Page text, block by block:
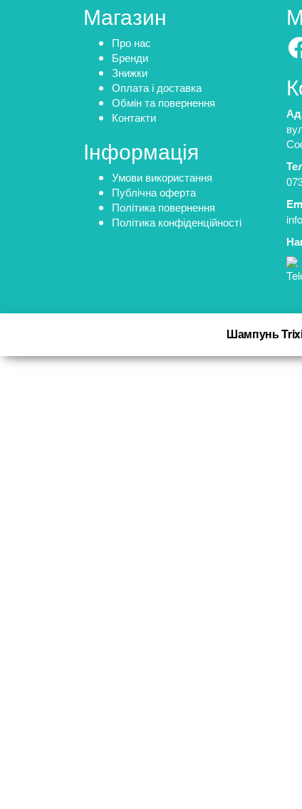
Магазин
Про нас
Бренди
Знижки
Оплата і доставка
Обмін та повернення
Контакти
Інформація
Умови використання
Публічна оферта
Політика повернення
Політика конфіденційності
Шампунь